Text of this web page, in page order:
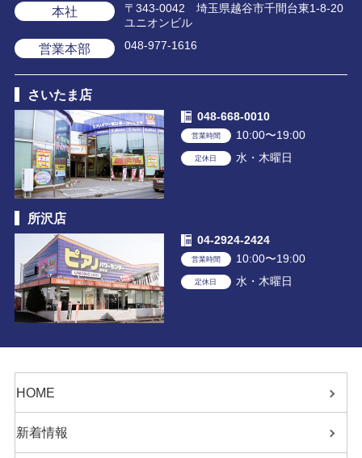
本社
〒343-0042 埼玉県越谷市千間台東1-8-20
ユニオンビル
営業本部 048-977-1616
さいたま店
048-668-0010
営業時間 10:00〜19:00
定休日 水・木曜日
所沢店
04-2924-2424
営業時間 10:00〜19:00
定休日 水・木曜日
HOME
新着情報